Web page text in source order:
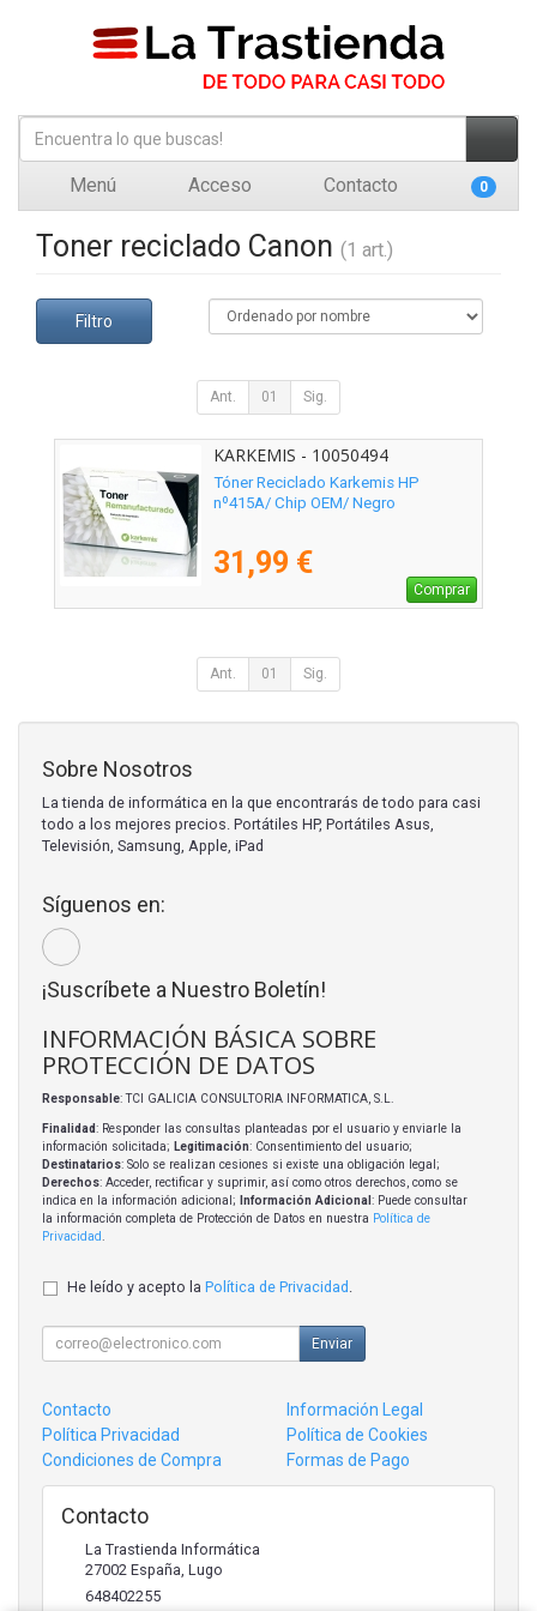
Menú Acceso Contacto 0
Toner reciclado Canon (1 art.)
Filtro
Ant. 01 Sig.
KARKEMIS - 10050494
Tóner Reciclado Karkemis HP
nº415A/ Chip OEM/ Negro
31,99 €
Comprar
Ant. 01 Sig.
Sobre Nosotros
La tienda de informática en la que encontrarás de todo para casi
todo a los mejores precios. Portátiles HP, Portátiles Asus,
Televisión, Samsung, Apple, iPad
Síguenos en:
¡Suscríbete a Nuestro Boletín!
INFORMACIÓN BÁSICA SOBRE
PROTECCIÓN DE DATOS
Responsable: TCI GALICIA CONSULTORIA INFORMATICA, S.L.
Finalidad: Responder las consultas planteadas por el usuario y enviarle la
información solicitada; Legitimación: Consentimiento del usuario;
Destinatarios: Solo se realizan cesiones si existe una obligación legal;
Derechos: Acceder, rectificar y suprimir, así como otros derechos, como se
indica en la información adicional;
Información Adicional : Puede consultar
la información completa de Protección de Datos en nuestra Política de
Privacidad
He leído y acepto la Política de Privacidad .
Enviar
Contacto
Información Legal
Política Privacidad
Política de Cookies
Condiciones de Compra
Formas de Pago
Contacto
La Trastienda Informática
27002 España, Lugo
648402255